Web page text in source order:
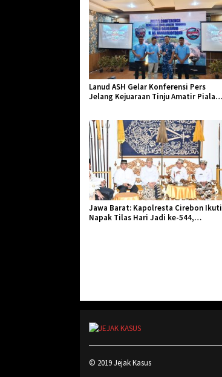
Lanud ASH Gelar Konferensi Pers
Jelang Kejuaraan Tinju Amatir Piala
Jawa Barat: Kapolresta Cirebon Ikuti
Napak Tilas Hari Jadi ke-544,
© 2019 Jejak Kasus